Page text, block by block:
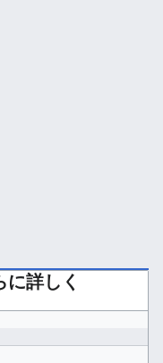
に詳しく